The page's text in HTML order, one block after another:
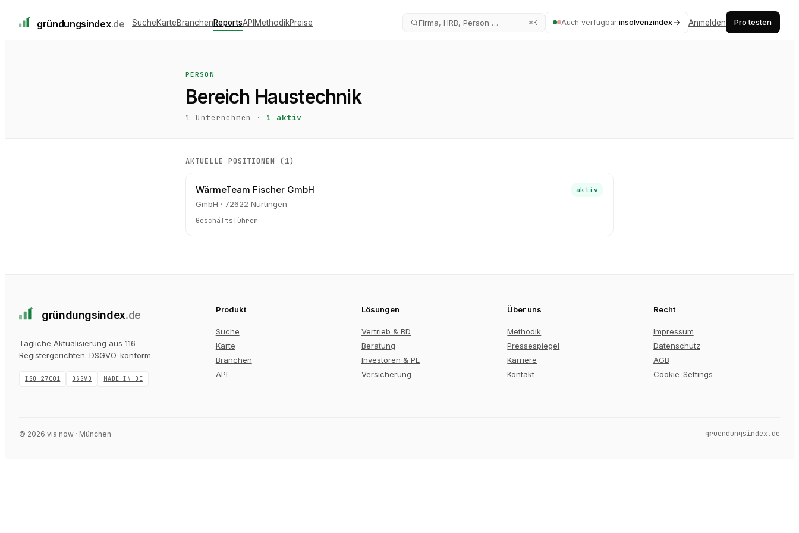
gründungsindex.de SucheKarteBranchenReportsAPIMethodikPreise Firma, HRB, Person … ⌘K Auch verfügbar:insolvenzindex Anmelden Pro testen
PERSON
Bereich Haustechnik
1 Unternehmen · 1 aktiv
AKTUELLE POSITIONEN (1)
WärmeTeam Fischer GmbH
GmbH · 72622 Nürtingen
aktiv
Geschäftsführer
gründungsindex.de
Tägliche Aktualisierung aus 116
Registergerichten. DSGVO-konform.
ISO 27001 DSGVO MADE IN DE
Produkt
Suche
Karte
Branchen
API
Lösungen
Vertrieb & BD
Beratung
Investoren & PE
Versicherung
Über uns
Methodik
Pressespiegel
Karriere
Kontakt
Recht
Impressum
Datenschutz
AGB
Cookie-Settings
© 2026 via now · München gruendungsindex.de